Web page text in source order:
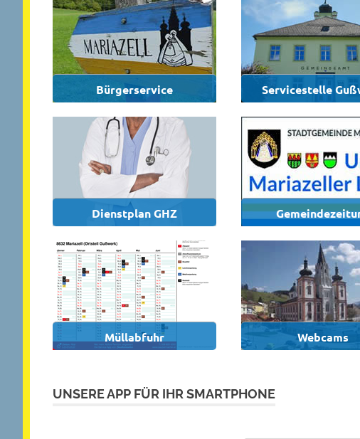
Bürgerservice Servicestelle
Dienstplan GHZ
Müllabfuhr Webcams
UNSERE APP FÜR IHR SMARTPHONE